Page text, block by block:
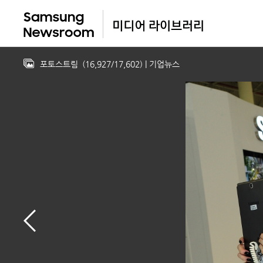
포토스트림 (16,927/17,602) | 기업뉴스